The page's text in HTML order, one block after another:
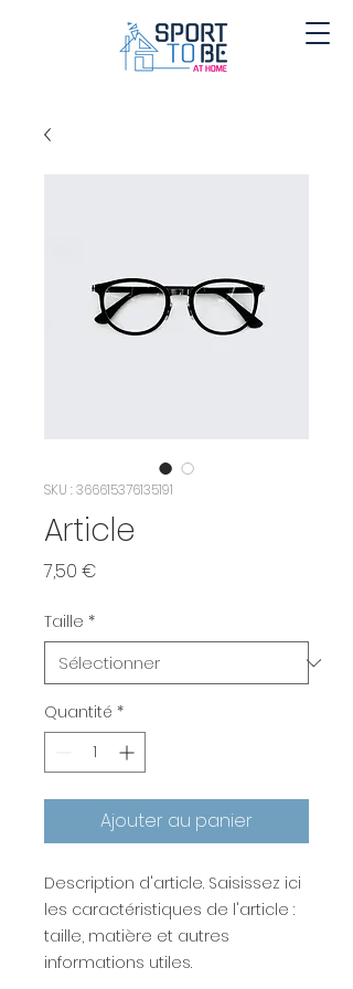
SKU : 366615376135191
Article
7,50 €
Taille *
Quantité *
Ajouter au panier
Description d'article. Saisissez ici
les caractéristiques de l'article :
taille, matière et autres
informations utiles.